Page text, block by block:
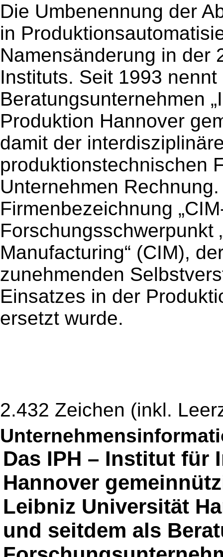
Die Umbenennung der
in
Namensänderung in der
Instituts. Seit 1993
Beratungsunternehmen
Produktion Hannover
damit der
produktionstechnischen
Unternehmen
Firmenbezeichnung
Forschungsschwerpunkt
Manufacturing“ (CIM),
zunehmenden
Einsatzes in der
ersetzt wurde.
2.432 Zeichen (inkl.
Das IPH – Institut für
Hannover
Leibniz Universität
und seitdem als